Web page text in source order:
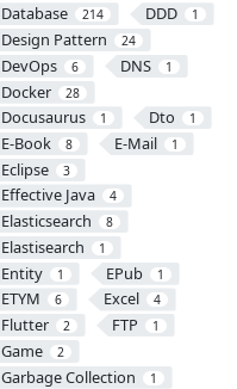
Database 214 DDD 1
Design Pattern 24
DevOps 6 DNS 1
Docker 28
Docusaurus 1 Dto 1
E-Book 8 E-Mail 1
Eclipse 3
Effective Java 4
Elasticsearch 8
Elastisearch 1
Entity 1 EPub 1
ETYM 6 Excel 4
Flutter 2 FTP 1
Game 2
Garbage Collection 1